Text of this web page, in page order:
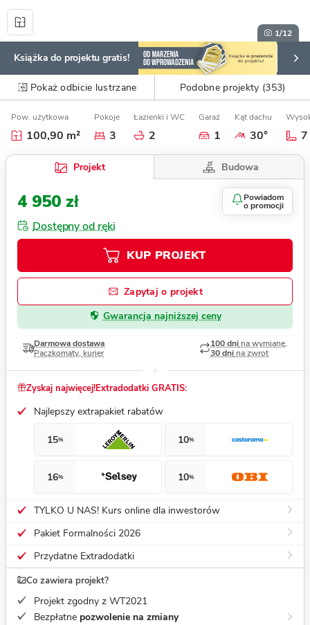
1/12
Książka do projektu gratis!
Pokaż odbicie lustrzane Podobne projekty (353)
Pow. użytkowa
100,90 m²
Pokoje
3
Łazienki i WC
2
Garaż
1
Kąt dachu
30° 7
Projekt Budowa
4 950 zł Powiadom
o promocji
Dostępny od ręki
KUP PROJEKT
Zapytaj o projekt
Gwarancja najniższej ceny
Darmowa dostawa
Paczkomaty, kurier
100 dni na wymianę,
30 dni na zwrot
Zyskaj najwięcej!Extradodatki GRATIS:
Najlepszy extrapakiet rabatów
15% 10%
16% 10%
TYLKO U NAS! Kurs online dla inwestorów
Pakiet Formalności 2026
Przydatne Extradodatki
Co zawiera projekt?
Projekt zgodny z WT2021
Bezpłatne pozwolenie na zmiany